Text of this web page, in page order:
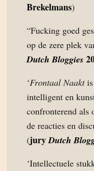
Brekelmans)
“Fucking goed
op de zere plek
Dutch Bloggies
‘Frontaal Naaktis
intelligent en
confronterend als
de reacties en
(juryDutch
‘Intellectuele